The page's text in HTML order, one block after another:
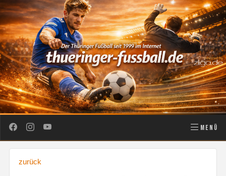
MENÜ
zurück